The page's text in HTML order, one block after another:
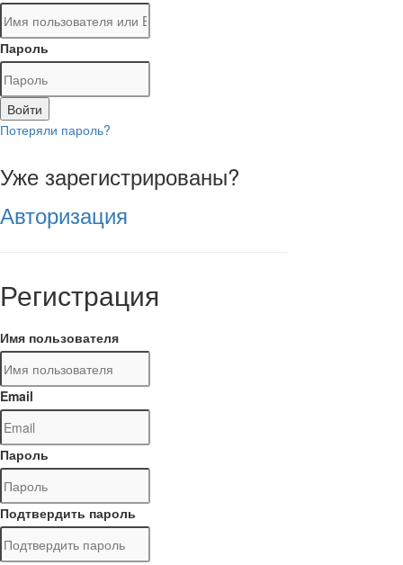
Пароль
Войти
Потеряли пароль?
Уже зарегистрированы?
Авторизация
Регистрация
Имя пользователя
Email
Пароль
Подтвердить пароль